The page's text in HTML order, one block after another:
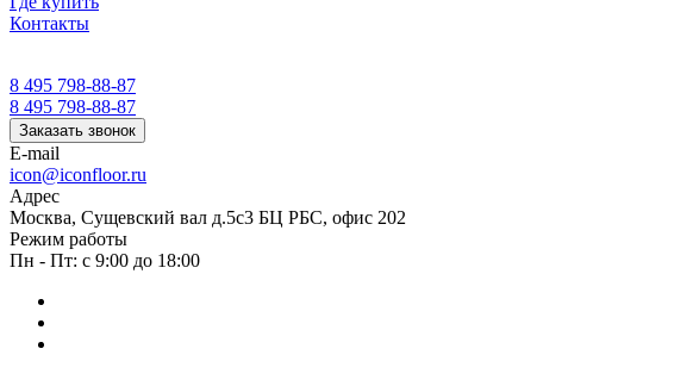
Контакты
8 495 798-88-87
8 495 798-88-87
Заказать звонок
E-mail
icon@iconfloor.ru
Адрес
Москва, Сущевский вал д.5с3 БЦ РБС, офис 202
Режим работы
Пн - Пт: с 9:00 до 18:00